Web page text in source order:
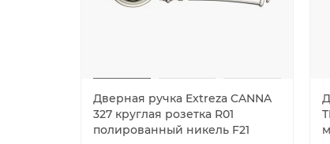
Дверная ручка Extreza CANNA
327 круглая розетка R01
полированный никель F21